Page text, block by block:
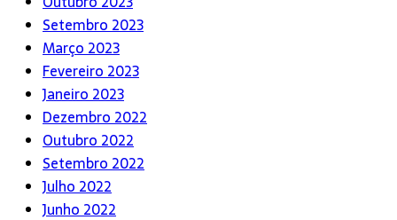
Setembro 2023
Março 2023
Fevereiro 2023
Janeiro 2023
Dezembro 2022
Outubro 2022
Setembro 2022
Julho 2022
Junho 2022